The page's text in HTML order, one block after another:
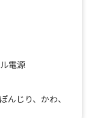
電源
んじり、かわ、